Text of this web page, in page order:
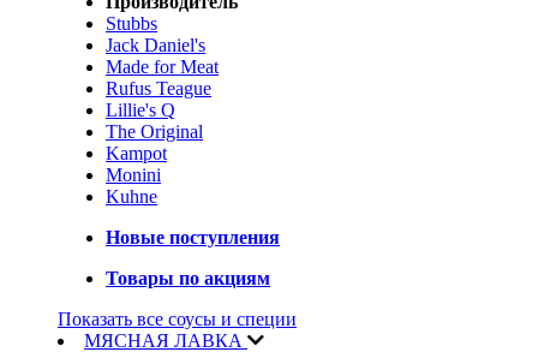
Stubbs
Jack Daniel's
Made for Meat
Rufus Teague
Lillie's Q
The Original
Kampot
Monini
Kuhne
Новые поступления
Товары по акциям
Показать все соусы и специи
МЯСНАЯ ЛАВКА